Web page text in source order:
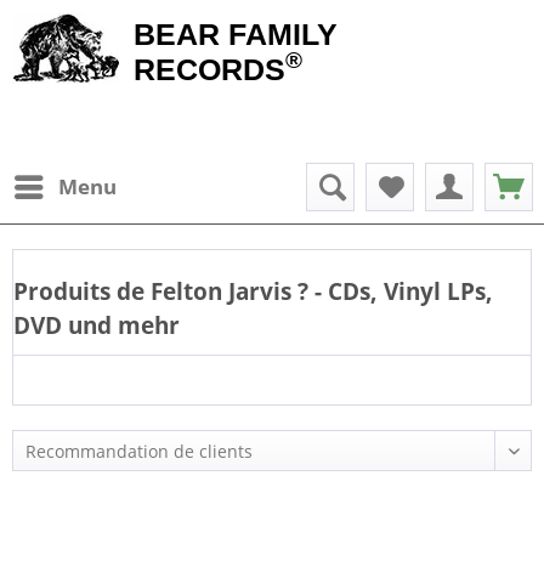
BEAR FAMILY
RECORDS®
Menu
Produits de Felton Jarvis? - CDs, Vinyl LPs,
DVD und mehr